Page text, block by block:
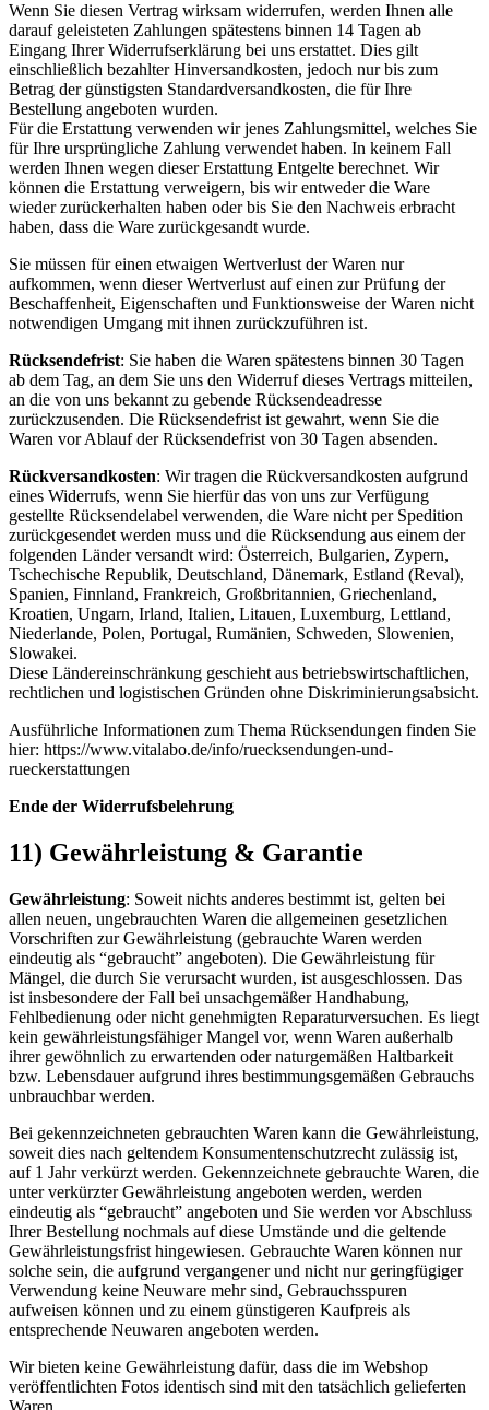
Wenn Sie diesen Vertrag wirksam widerrufen, werden Ihnen alle
darauf geleisteten Zahlungen spätestens binnen 14 Tagen ab
Eingang Ihrer Widerrufserklärung bei uns erstattet. Dies gilt
einschließlich bezahlter Hinversandkosten, jedoch nur bis zum
Betrag der günstigsten Standardversandkosten, die für Ihre
Bestellung angeboten wurden.
Für die Erstattung verwenden wir jenes Zahlungsmittel, welches Sie
für Ihre ursprüngliche Zahlung verwendet haben. In keinem Fall
werden Ihnen wegen dieser Erstattung Entgelte berechnet. Wir
können die Erstattung verweigern, bis wir entweder die Ware
wieder zurückerhalten haben oder bis Sie den Nachweis erbracht
haben, dass die Ware zurückgesandt wurde.
Sie müssen für einen etwaigen Wertverlust der Waren nur
aufkommen, wenn dieser Wertverlust auf einen zur Prüfung der
Beschaffenheit, Eigenschaften und Funktionsweise der Waren nicht
notwendigen Umgang mit ihnen zurückzuführen ist.
Rücksendefrist: Sie haben die Waren spätestens binnen 30 Tagen
ab dem Tag, an dem Sie uns den Widerruf dieses Vertrags mitteilen,
an die von uns bekannt zu gebende Rücksendeadresse
zurückzusenden. Die Rücksendefrist ist gewahrt, wenn Sie die
Waren vor Ablauf der Rücksendefrist von 30 Tagen absenden.
Rückversandkosten: Wir tragen die Rückversandkosten aufgrund
eines Widerrufs, wenn Sie hierfür das von uns zur Verfügung
gestellte Rücksendelabel verwenden, die Ware nicht per Spedition
zurückgesendet werden muss und die Rücksendung aus einem der
folgenden Länder versandt wird: Österreich, Bulgarien, Zypern,
Tschechische Republik, Deutschland, Dänemark, Estland (Reval),
Spanien, Finnland, Frankreich, Großbritannien, Griechenland,
Kroatien, Ungarn, Irland, Italien, Litauen, Luxemburg, Lettland,
Niederlande, Polen, Portugal, Rumänien, Schweden, Slowenien,
Slowakei.
Diese Ländereinschränkung geschieht aus betriebswirtschaftlichen,
rechtlichen und logistischen Gründen ohne Diskriminierungsabsicht.
Ausführliche Informationen zum Thema Rücksendungen finden Sie
hier: https://www.vitalabo.de/info/ruecksendungen-und-
rueckerstattungen
Ende der Widerrufsbelehrung
11) Gewährleistung & Garantie
Gewährleistung: Soweit nichts anderes bestimmt ist, gelten bei
allen neuen, ungebrauchten Waren die allgemeinen gesetzlichen
Vorschriften zur Gewährleistung (gebrauchte Waren werden
eindeutig als “gebraucht” angeboten). Die Gewährleistung für
Mängel, die durch Sie verursacht wurden, ist ausgeschlossen. Das
ist insbesondere der Fall bei unsachgemäßer Handhabung,
Fehlbedienung oder nicht genehmigten Reparaturversuchen. Es liegt
kein gewährleistungsfähiger Mangel vor, wenn Waren außerhalb
ihrer gewöhnlich zu erwartenden oder naturgemäßen Haltbarkeit
bzw. Lebensdauer aufgrund ihres bestimmungsgemäßen Gebrauchs
unbrauchbar werden.
Bei gekennzeichneten gebrauchten Waren kann die Gewährleistung,
soweit dies nach geltendem Konsumentenschutzrecht zulässig ist,
auf 1 Jahr verkürzt werden. Gekennzeichnete gebrauchte Waren, die
unter verkürzter Gewährleistung angeboten werden, werden
eindeutig als “gebraucht” angeboten und Sie werden vor Abschluss
Ihrer Bestellung nochmals auf diese Umstände und die geltende
Gewährleistungsfrist hingewiesen. Gebrauchte Waren können nur
solche sein, die aufgrund vergangener und nicht nur geringfügiger
Verwendung keine Neuware mehr sind, Gebrauchsspuren
aufweisen können und zu einem günstigeren Kaufpreis als
entsprechende Neuwaren angeboten werden.
Wir bieten keine Gewährleistung dafür, dass die im Webshop
veröffentlichten Fotos identisch sind mit den tatsächlich gelieferten
Waren.